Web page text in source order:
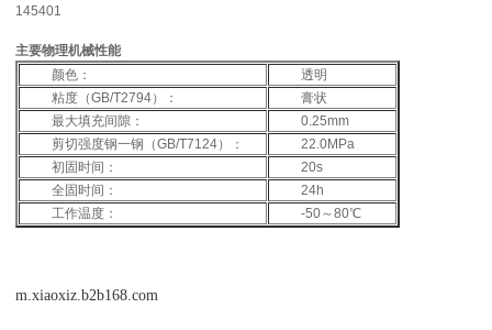
145401
主要物理机械性能
颜色：
透明
粘度（GB/T2794）：
膏状
最大填充间隙：
0.25mm
剪切强度钢一钢（GB/T7124）：
22.0MPa
初固时间：
20s
全固时间：
24h
工作温度：
-50～80℃
m.xiaoxiz.b2b168.com